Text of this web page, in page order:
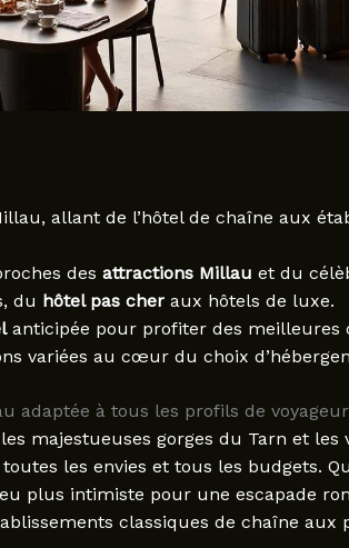
allant de l’hôtel de chaîne aux
des attractions Millau et du
du hôtel pas cheraux hôtels de luxe.
anticipée pour profiter des meilleures
variées au cœur du choix
adaptée à tous les profils de
majestueuses gorges du Tarn et les
les envies et tous les budgets.
plus intimiste pour une escapade
classiques de chaîne aux